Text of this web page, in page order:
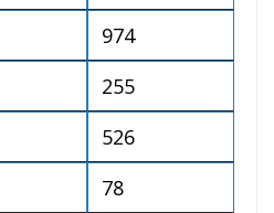
974
255
526
78